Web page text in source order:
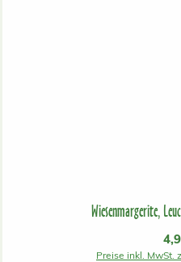
Wiesenmargerite,
Preise inkl. MwSt.